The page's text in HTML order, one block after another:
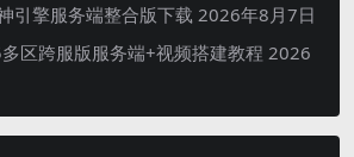
引擎服务端整合版下载 2026年8月7日
区跨服版服务端+视频搭建教程 2026